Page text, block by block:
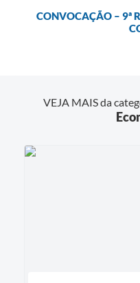
CONVOCAÇÃO – 9ª
VEJA MAIS da